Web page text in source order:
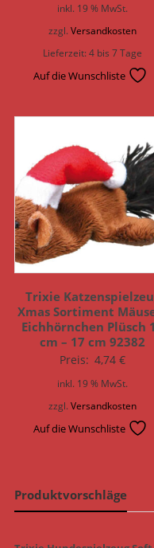
inkl. 19 % MwSt.
zzgl.Versandkosten
Lieferzeit:4 bis 7 Tage
Auf die Wunschliste
Trixie
Xmas Sortiment
Eichhörnchen Plüsch
cm – 17 cm 92382
Preis: 4,74€
inkl. 19 % MwSt.
zzgl.Versandkosten
Auf die Wunschliste
Produktvorschläge